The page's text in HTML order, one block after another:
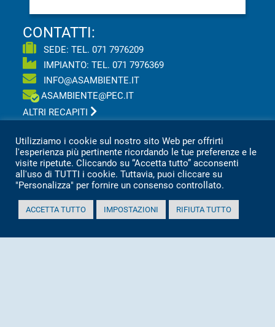
CONTATTI:
SEDE: TEL.071 7976209
IMPIANTO: TEL.071 7976369
INFO@ASAMBIENTE.IT
ASAMBIENTE@PEC.IT
ALTRI RECAPITI
Asa s.r.l Azienda Servizi Ambientali
Via San Vincenzo, 18 60013 CORINALDO (AN)
Tel.0039 071 7976209
P.IVA 02151080427
Informativa sulla privacy per clienti e fornitori
Totale visitatori amministrazione trasparente:
Utilizziamo i cookie sul nostro sito Web per offrirti
l'esperienza più pertinente ricordando le tue preferenze e le
visite ripetute. Cliccando su “Accetta tutto” acconsenti
all'uso di TUTTI i cookie. Tuttavia, puoi cliccare su
"Personalizza" per fornire un consenso controllato.
ACCETTA TUTTO IMPOSTAZIONI RIFIUTA TUTTO